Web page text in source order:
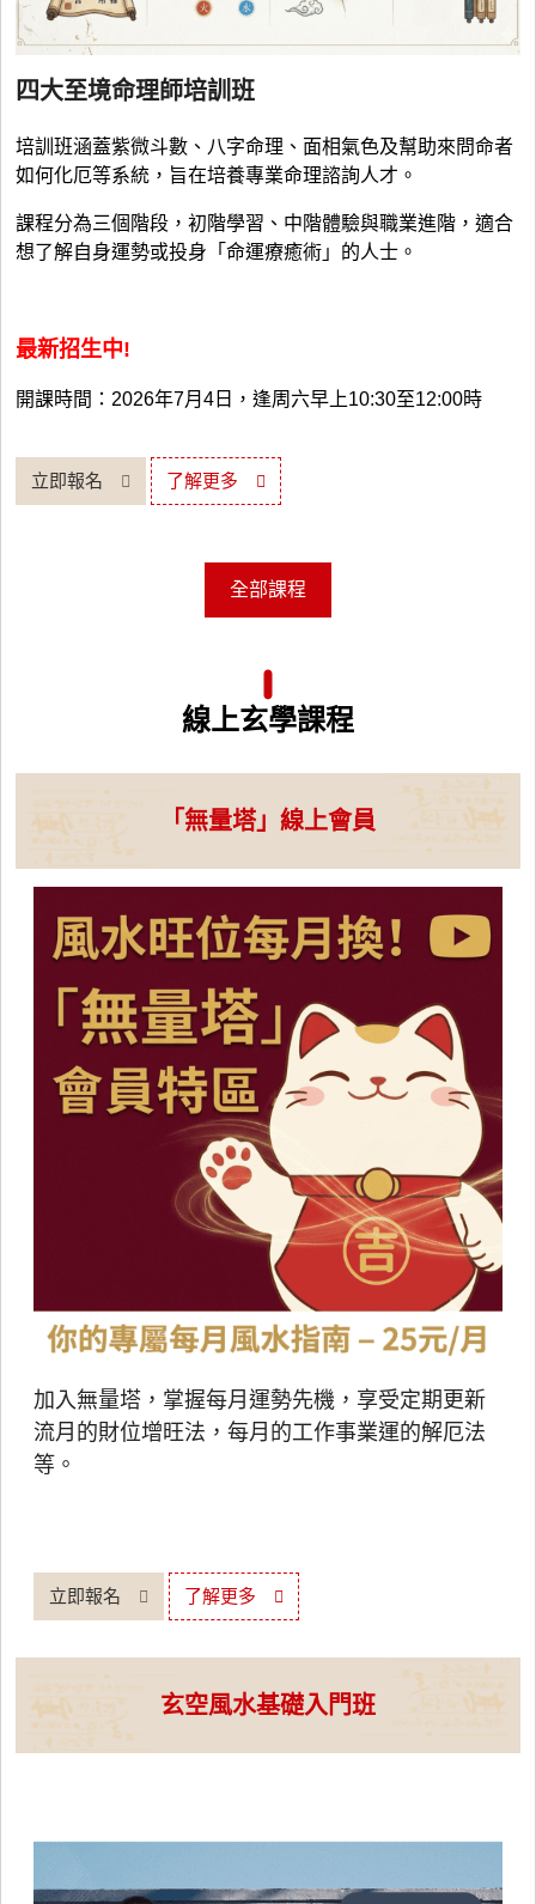
四大至境命理師培訓班
培訓班涵蓋紫微斗數、八字命理、面相氣色及幫助來問命者
如何化厄等系統，旨在培養專業命理諮詢人才。
課程分為三個階段，初階學習、中階體驗與職業進階，適合
想了解自身運勢或投身「命運療癒術」的人士。
最新招生中!
開課時間：2026年7月4日，逢周六早上10:30至12:00時
立即報名 了解更多
全部課程
線上玄學課程
「無量塔」線上會員
加入無量塔，掌握每月運勢先機，享受定期更新
流月的財位增旺法，每月的工作事業運的解厄法
等。
立即報名 了解更多
玄空風水基礎入門班